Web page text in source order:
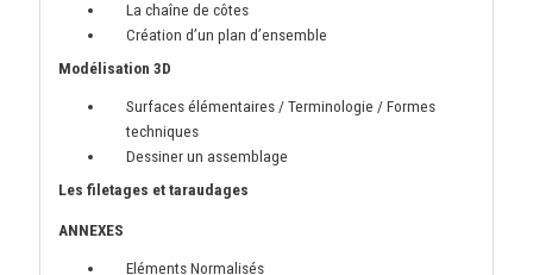
La chaîne de côtes
Création d’un plan d’ensemble
Modélisation 3D
Surfaces élémentaires / Terminologie / Formes
techniques
Dessiner un assemblage
Les filetages et taraudages
ANNEXES
Eléments Normalisés